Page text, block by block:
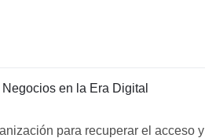
en la Era Digital
para recuperar el acceso